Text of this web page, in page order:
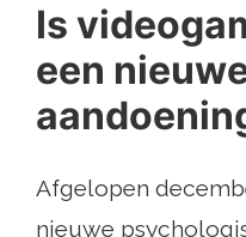
Is
een
Afgelopen
nieuwe